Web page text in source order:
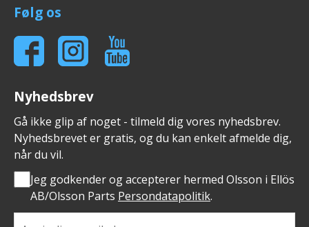
Følg os
Nyhedsbrev
Gå ikke glip af noget - tilmeld dig vores nyhedsbrev.
Nyhedsbrevet er gratis, og du kan enkelt afmelde dig,
når du vil.
Jeg godkender og accepterer hermed Olsson i Ellös
AB/Olsson Parts Persondatapolitik.